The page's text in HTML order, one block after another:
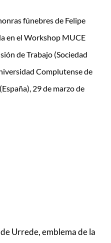
fúnebres de Felipe
en el Workshop MUCE
de Trabajo (Sociedad
Complutense de
29 de marzo de
Urrede, emblema de la